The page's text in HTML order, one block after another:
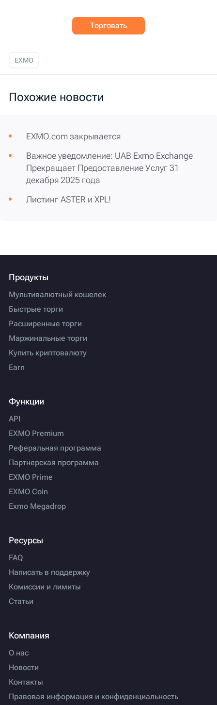
Торговать
EXMO
Похожие новости
EXMO.com закрывается
Важное уведомление: UAB Exmo Exchange
Прекращает Предоставление Услуг 31
декабря 2025 года
Листинг ASTER и XPL!
Продукты
Мультивалютный кошелек
Быстрые торги
Расширенные торги
Маржинальные торги
Купить криптовалюту
Earn
Функции
API
EXMO Premium
Реферальная программа
Партнерская программа
EXMO Prime
EXMO Coin
Exmo Megadrop
Ресурсы
FAQ
Написать в поддержку
Комиссии и лимиты
Статьи
Компания
О нас
Новости
Контакты
Правовая информация и конфиденциальность